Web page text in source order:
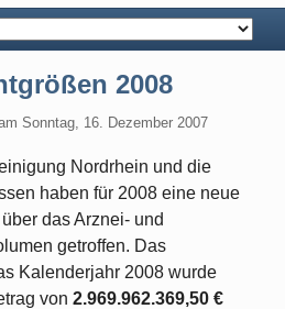
2008
Sonntag, 16. Dezember 2007
Nordrhein und die
haben für 2008 eine neue
das Arznei- und
getroffen. Das
Kalenderjahr 2008 wurde
von 2.969.962.369,50 €